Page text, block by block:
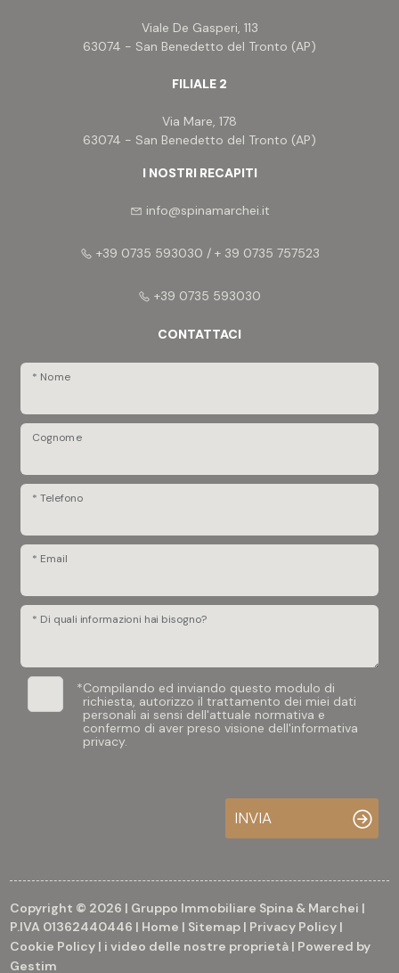
Viale De Gasperi, 113
63074 - San Benedetto del Tronto (AP)
FILIALE 2
Via Mare, 178
63074 - San Benedetto del Tronto (AP)
I NOSTRI RECAPITI
info@spinamarchei.it
+39 0735 593030 / + 39 0735 757523
+39 0735 593030
CONTATTACI
* Nome
Cognome
* Telefono
* Email
* Di quali informazioni hai bisogno?
*Compilando ed inviando questo modulo di
richiesta, autorizzo il trattamento dei miei dati
personali ai sensi dell'attuale normativa e
confermo di aver preso visione dell'informativa
privacy.
INVIA
Copyright © 2026 | Gruppo Immobiliare Spina & Marchei |
P.IVA 01362440446 | Home | Sitemap | Privacy Policy |
Cookie Policy | i video delle nostre proprietà | Powered by
Gestim